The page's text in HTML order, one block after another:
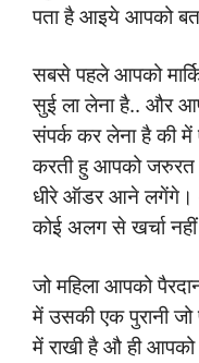
पता है आइये आपको
सबसे पहले आपको
सुई ला लेना है.. और
संपर्क कर लेना है की में
करती हु आपको जरुरत
धीरे ऑडर आने लगेंगे।
कोई अलग से खर्चा
जो महिला आपको
में उसकी एक पुरानी
में राखी है औ ही